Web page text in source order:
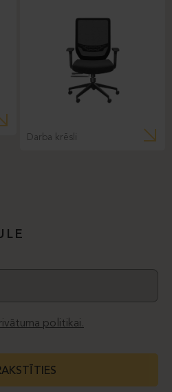
Darba krēsli
politikai.